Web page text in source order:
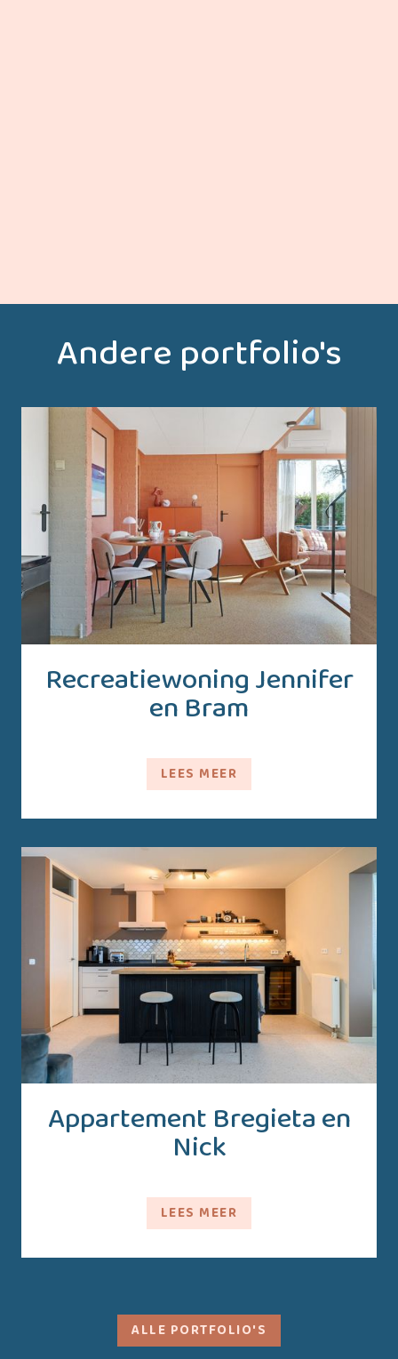
Andere portfolio's
Recreatiewoning Jennifer
en Bram
LEES MEER
Appartement Bregieta en
Nick
LEES MEER
ALLE PORTFOLIO'S